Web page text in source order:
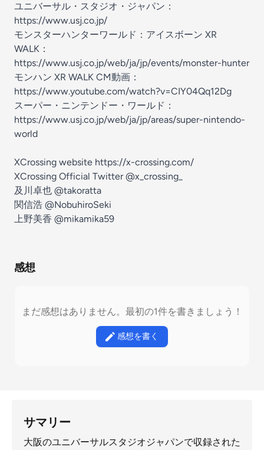
ユニバーサル・スタジオ・ジャパン：
https://www.usj.co.jp/
モンスターハンターワールド：アイスボーン XR
WALK：
https://www.usj.co.jp/web/ja/jp/events/monster-hunter
モンハン XR WALK CM動画：
https://www.youtube.com/watch?v=CIY04Qq12Dg
スーパー・ニンテンドー・ワールド：
https://www.usj.co.jp/web/ja/jp/areas/super-nintendo-
world
XCrossing website https://x-crossing.com/
XCrossing Official Twitter@x_crossing_
及川卓也 @takoratta
関信浩 @NobuhiroSeki
上野美香 @mikamika59
感想
まだ感想はありません。最初の1件を書きましょう！
感想を書く
サマリー
大阪のユニバーサルスタジオジャパンで収録された